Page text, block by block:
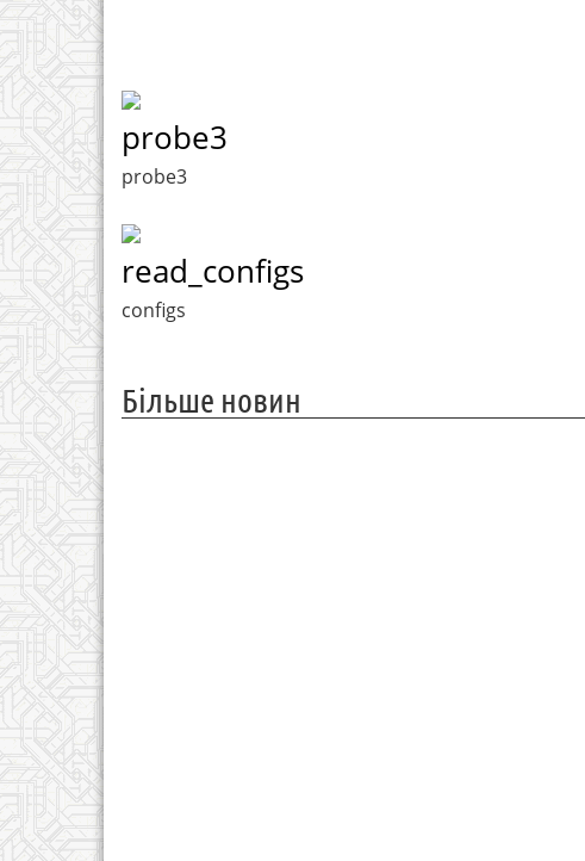
probe3
probe3
read_configs
configs
Більше новин